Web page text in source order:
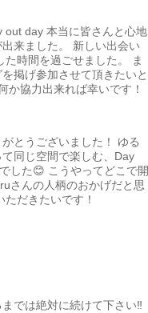
out day 本当に皆さんと心地
来ました。 新しい出会い
時間を過ごせました。 ま
掲げ参加させて頂きたいと
か協力出来れば幸いです！
とうございました！ ゆる
同じ空間で楽しむ、Day
した😊 こうやってどこで開
さんの人柄のおかげだと思
だきたいです！
では絶対に続けて下さい‼️